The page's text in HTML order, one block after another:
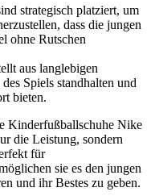
strategisch platziert, um
dass die jungen
ohne Rutschen
aus langlebigen
Spiels standhalten und
bieten.
Kinderfußballschuhe Nike
die Leistung, sondern
für
sie es den jungen
und ihr Bestes zu geben.